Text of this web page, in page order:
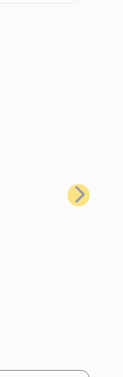
Далее